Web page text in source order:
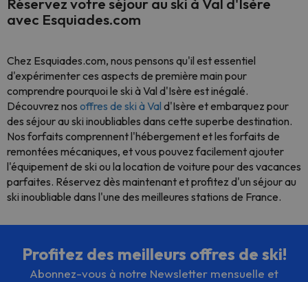
avec Esquiades.com
Chez Esquiades.com, nous pensons qu'il est essentiel
d'expérimenter ces aspects de première main pour
comprendre pourquoi le ski à Val d'Isère est inégalé.
Découvrez nos offres de ski à Val d'Isère et embarquez pour
des séjour au ski inoubliables dans cette superbe destination.
Nos forfaits comprennent l'hébergement et les forfaits de
remontées mécaniques, et vous pouvez facilement ajouter
l'équipement de ski ou la location de voiture pour des vacances
parfaites. Réservez dès maintenant et profitez d'un séjour au
ski inoubliable dans l'une des meilleures stations de France.
Profitez des meilleurs offres de ski!
Abonnez-vous à notre Newsletter mensuelle et